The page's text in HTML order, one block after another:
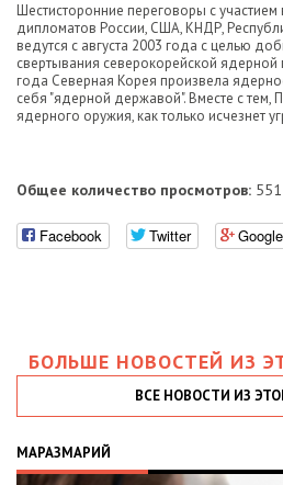
Шестисторонние переговоры с
дипломатов России, США, КНДР,
ведутся с августа 2003 года с целью
свертывания северокорейской
года Северная Корея произвела
себя "ядерной державой". Вместе с тем,
ядерного оружия, как только исчезнет
Общее количество просмотров: 551
Facebook Twitter
БОЛЬШЕ НОВОСТЕЙ ИЗ
ВСЕ НОВОСТИ ИЗ
МАРАЗМАРИЙ